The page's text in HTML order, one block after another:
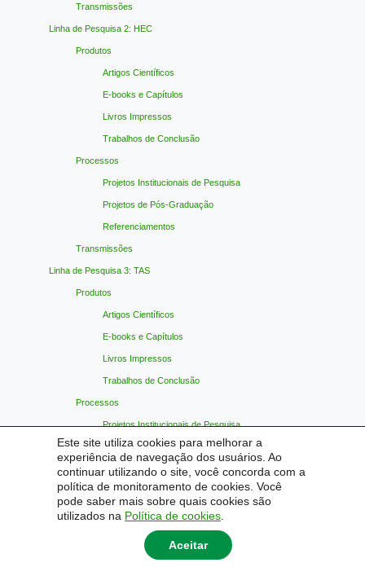
Este site utiliza cookies para melhorar a
experiência de navegação dos usuários. Ao
continuar utilizando o site, você concorda com a
política de monitoramento de cookies. Você
pode saber mais sobre quais cookies são
utilizados na Política de cookies
Aceitar
Transmissões
Linha de Pesquisa 2: HEC
Produtos
Artigos Científicos
E-books e Capítulos
Livros Impressos
Trabalhos de Conclusão
Processos
Projetos Institucionais de Pesquisa
Projetos de Pós-Graduação
Referenciamentos
Transmissões
Linha de Pesquisa 3: TAS
Produtos
Artigos Científicos
E-books e Capítulos
Livros Impressos
Trabalhos de Conclusão
Processos
Projetos Institucionais de Pesquisa
Projetos de Pós-Graduação
Referenciamentos
Transmissões
Materiais Indicados